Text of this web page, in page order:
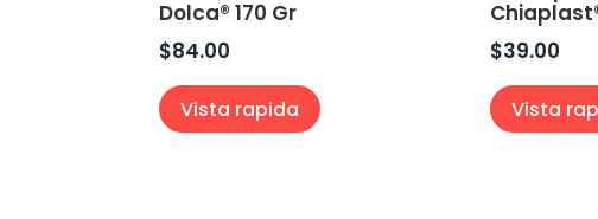
Dolca® 170 Gr
$84.00
Vista rapida
$39.00
Vista